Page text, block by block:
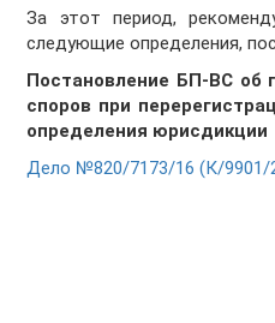
За этот период,
следующие определения,
Постановление БП-ВС об
споров при
определения юрисдикции
Дело №820/7173/16 (К/9901/